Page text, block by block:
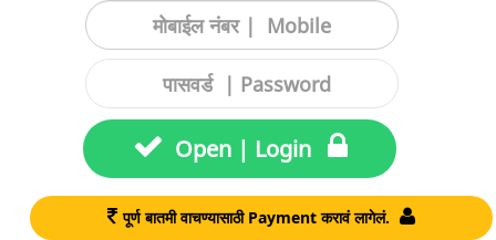
Open | Login
पूर्ण बातमी वाचण्यासाठी Payment करावं लागेलं.